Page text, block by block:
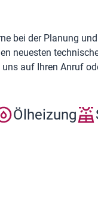
bei der Planung
neuesten
auf Ihren Anruf
Ölheizung